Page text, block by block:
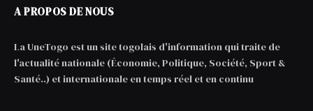
A PROPOS DE NOUS
La UneTogo est un site togolais d'information qui traite de
l'actualité nationale (Économie, Politique, Société, Sport &
Santé..) et internationale en temps réel et en continu